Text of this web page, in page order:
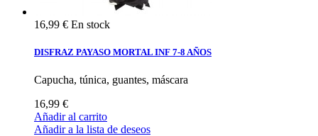
16,99 € En stock
DISFRAZ PAYASO MORTAL INF 7-8 AÑOS
Capucha, túnica, guantes, máscara
16,99 €
Añadir al carrito
Añadir a la lista de deseos